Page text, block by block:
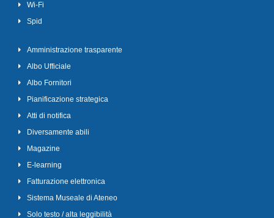
Wi-Fi
Spid
Amministrazione trasparente
Albo Ufficiale
Albo Fornitori
Pianificazione strategica
Atti di notifica
Diversamente abili
Magazine
E-learning
Fatturazione elettronica
Sistema Museale di Ateneo
Solo testo / alta leggibilità